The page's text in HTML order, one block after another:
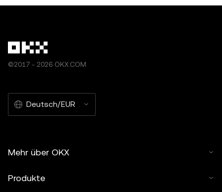
©2017 - 2026 OKX.COM
Deutsch/EUR
Mehr über OKX
Produkte